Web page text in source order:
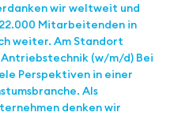
wir weltweit und
Mitarbeitenden in
weiter. Am Standort
(w/m/d) Bei
Perspektiven in einer
Als
denken wir